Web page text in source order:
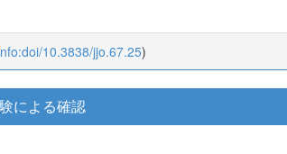
10.3838/jjo.67.25)
による確認